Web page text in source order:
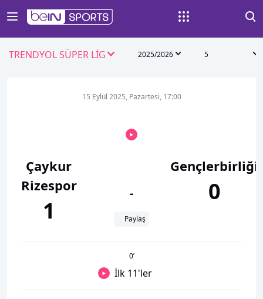
TRENDYOL SÜPER LİG 2025/2026 5
Çaykur
Rizespor
1
15 Eylül 2025, Pazartesi, 17:00
-
Paylaş
Gençlerbirliği
0
0’
İlk 11'ler